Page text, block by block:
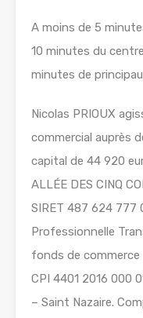
A moins de 5
10 minutes du
minutes de
Nicolas PRIOUX
commercial auprès
capital de 44 920
ALLÉE DES CINQ
SIRET 487 624 777
Professionnelle
fonds de commerce
CPI 4401 2016 000
– Saint Nazaire.